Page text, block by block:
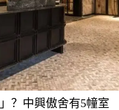
？中興傲舍有5幢室